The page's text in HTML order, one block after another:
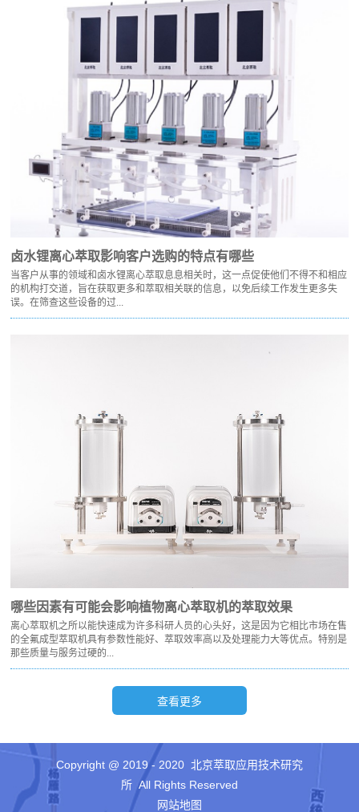
卤水锂离心萃取影响客户选购的特点有哪些
当客户从事的领域和卤水锂离心萃取息息相关时，这一点促使他们不得不和相应
的机构打交道，旨在获取更多和萃取相关联的信息，以免后续工作发生更多失
误。在筛查这些设备的过...
哪些因素有可能会影响植物离心萃取机的萃取效果
离心萃取机之所以能快速成为许多科研人员的心头好，这是因为它相比市场在售
的全氟成型萃取机具有参数性能好、萃取效率高以及处理能力大等优点。特别是
那些质量与服务过硬的...
Copyright @ 2019 - 2020 北京萃取应用技术研究
所 All Rights Reserved
网站地图